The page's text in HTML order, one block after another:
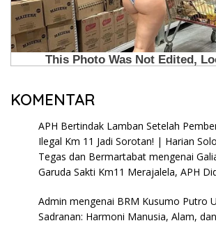
KOMENTAR
APH Bertindak Lamban Setelah
Ilegal Km 11 Jadi Sorotan! | Harian
Tegas dan Bermartabat mengenai
Garuda Sakti Km11 Merajalela, APH
Admin mengenai BRM Kusumo Putro
Sadranan: Harmoni Manusia, Alam,